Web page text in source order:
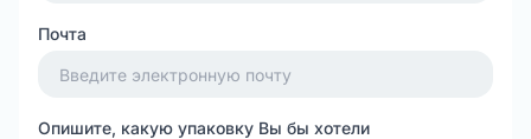
Почта
Опишите, какую упаковку Вы бы хотели